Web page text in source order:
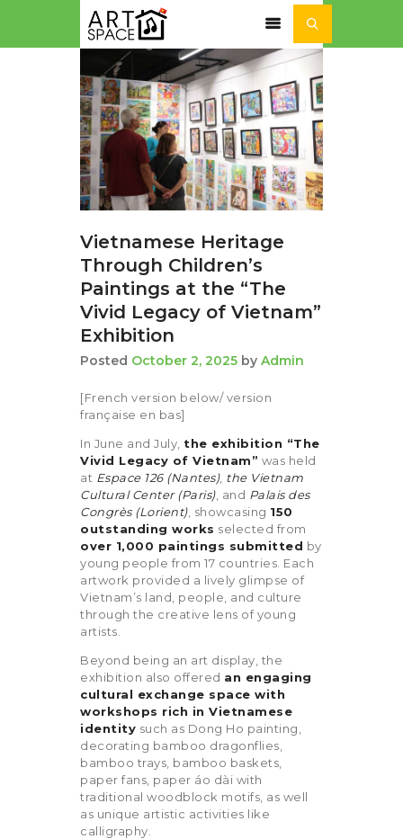
ACTUALITÉ
SÉJOURS ET STAGES
NOS ACTIVITÉS
NOTRE
Vietnamese Heritage
Through Children’s
Paintings at the “The
Vivid Legacy of Vietnam”
Exhibition
Posted October 2, 2025 by Admin
[French version below/ version
française en bas]
In June and July, the exhibition “The
Vivid Legacy of Vietnam” was held
at Espace 126 (Nantes), the Vietnam
Cultural Center (Paris), and Palais des
Congrès (Lorient), showcasing 150
outstanding works selected from
over 1,000 paintings submitted by
young people from 17 countries. Each
artwork provided a lively glimpse of
Vietnam’s land, people, and culture
through the creative lens of young
artists.
Beyond being an art display, the
exhibition also offered an engaging
cultural exchange space with
workshops rich in Vietnamese
identity such as Dong Ho painting,
decorating bamboo dragonflies,
bamboo trays, bamboo baskets,
paper fans, paper áo dài with
traditional woodblock motifs, as well
as unique artistic activities like
calligraphy.